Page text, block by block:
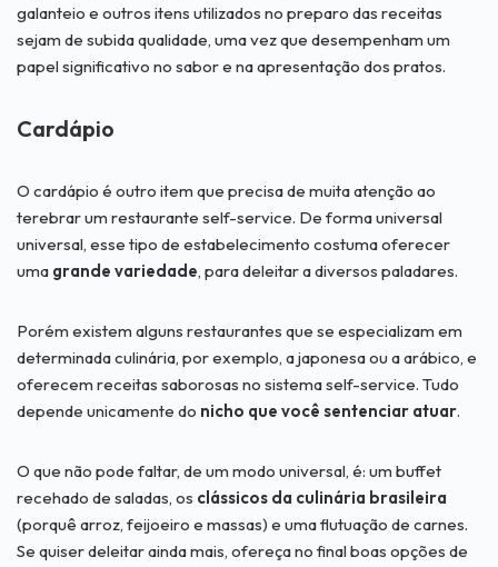
galanteio e outros itens utilizados no preparo das receitas
sejam de subida qualidade, uma vez que desempenham um
papel significativo no sabor e na apresentação dos pratos.
Cardápio
O cardápio é outro item que precisa de muita atenção ao
terebrar um restaurante self-service. De forma universal
universal, esse tipo de estabelecimento costuma oferecer
uma grande variedade, para deleitar a diversos paladares.
Porém existem alguns restaurantes que se especializam em
determinada culinária, por exemplo, a japonesa ou a arábico, e
oferecem receitas saborosas no sistema self-service. Tudo
depende unicamente do nicho que você sentenciar atuar.
O que não pode faltar, de um modo universal, é: um buffet
recehado de saladas, os clássicos da culinária brasileira
(porquê arroz, feijoeiro e massas) e uma flutuação de carnes.
Se quiser deleitar ainda mais, ofereça no final boas opções de